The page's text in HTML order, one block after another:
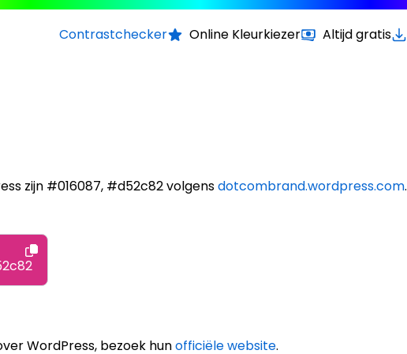
Contrastchecker Online Kleurkiezer Altijd gratis
zijn #016087, #d52c82 volgensdotcombrand.wordpress.com.
WordPress, bezoek hunofficiële website.